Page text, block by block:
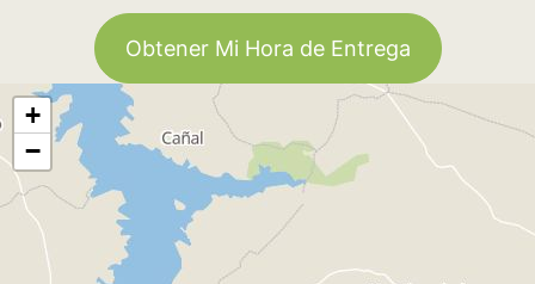
Obtener Mi Hora de Entrega
+
−